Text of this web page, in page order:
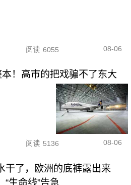
阅读 6055 08-06
！高市的把戏骗不了东大
阅读 5136 08-06
干了，欧洲的底裤露出来
“生命线”告急